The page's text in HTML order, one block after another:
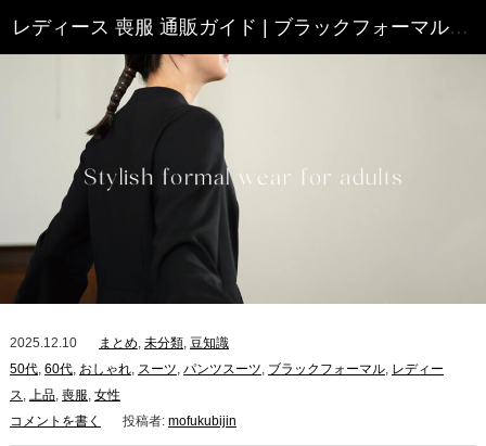
レディース 喪服 通販ガイド | ブラックフォーマル 喪服・礼服 特集
2025.12.10 まとめ, 未分類, 豆知識
50代, 60代, おしゃれ, スーツ, パンツスーツ, ブラックフォーマル, レディー
ス, 上品, 喪服, 女性
コメントを書く
投稿者: mofukubijin